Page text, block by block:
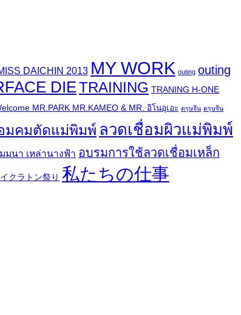
DAICHIN 2013 MY WORK outing outing
DIETRAINING TRANING H-ONE
MR.PARK MR.KAMEO & MR. อิโนอุเอะ ตรุษจีน ตรุษจีน
มคมตัดแม่พิมพ์ ลวดเชื่อมผิวแม่พิมพ์
มนา เหล่านางฟ้า อบรมการใช้ลวดเชื่อมเหล็ก
クラトン祭り 私たちの仕事